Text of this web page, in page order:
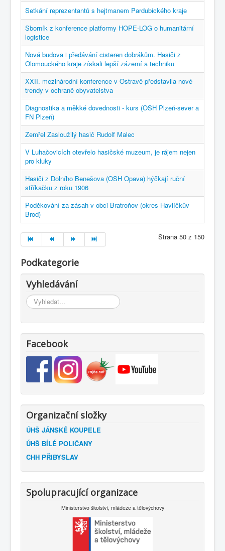
Setkání reprezentantů s hejtmanem Pardubického kraje
Sborník z konference platformy HOPE-LOG o humanitární
logistice
Nová budova i předávání cisteren dobrákům. Hasiči z
Olomouckého kraje získali lepší zázemí a techniku
XXII. mezinárodní konference v Ostravě představila nové
trendy v ochraně obyvatelstva
Diagnostika a měkké dovednosti - kurs (OSH Plzeň-sever a
FN Plzeň)
Zemřel Zasloužilý hasič Rudolf Malec
V Luhačovicích otevřelo hasičské muzeum, je rájem nejen
pro kluky
Hasiči z Dolního Benešova (OSH Opava) hýčkají ruční
stříkačku z roku 1906
Poděkování za zásah v obci Bratroňov (okres Havlíčkův
Brod)
Strana 50 z 150
Podkategorie
Vyhledávání
Vyhledávání...
Facebook
Organizační složky
ÚHŠ JÁNSKÉ KOUPELE
ÚHŠ BÍLÉ POLIČANY
CHH PŘIBYSLAV
Spolupracující organizace
Ministerstvo školství, mládeže a tělovýchovy